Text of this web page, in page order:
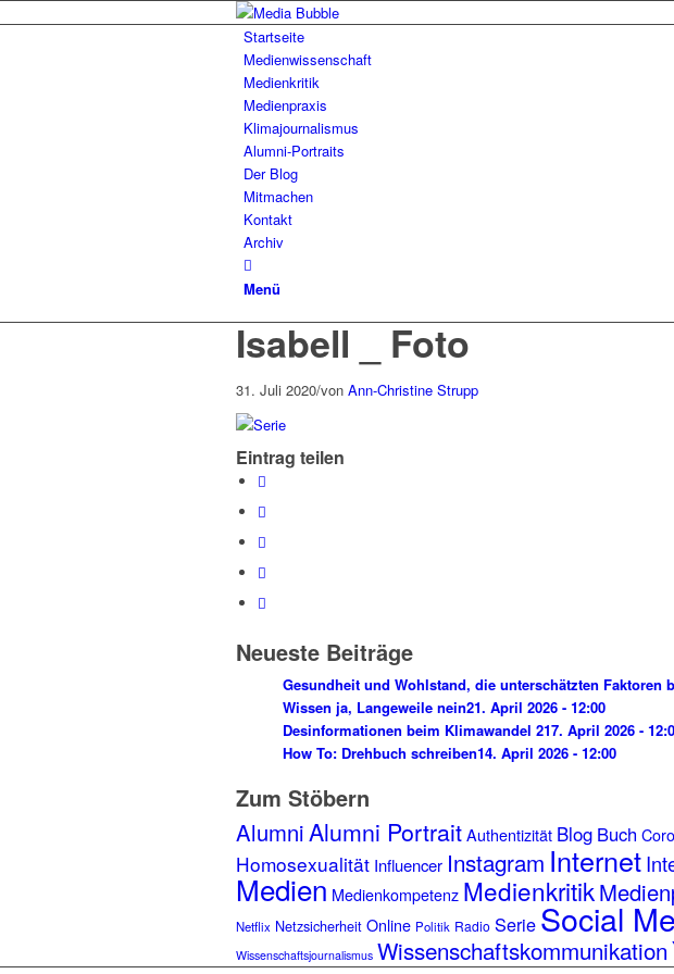
Startseite
Medienwissenschaft
Medienkritik
Medienpraxis
Klimajournalismus
Alumni-Portraits
Der Blog
Mitmachen
Kontakt
Archiv
Menü
Isabell _ Foto
31. Juli 2020/von Ann-Christine Strupp
Eintrag teilen
Neueste Beiträge
Gesundheit und Wohlstand, die unterschätzten Faktoren
Wissen ja, Langeweile nein21. April 2026 - 12:00
Desinformationen beim Klimawandel 217. April 2026 -
How To: Drehbuch schreiben14. April 2026 - 12:00
Zum Stöbern
AlumniAlumni Portrait Authentizität Blog Buch
Homosexualität Influencer Instagram Internet
Medien Medienkompetenz Medienkritik
Netflix Netzsicherheit Online Politik Radio Serie Social
Wissenschaftsjournalismus Wissenschaftskommunikation